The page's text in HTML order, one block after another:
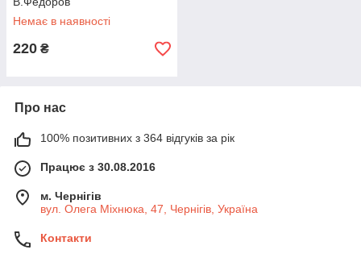
Немає в наявності
220 ₴
Про нас
100% позитивних з 364 відгуків за рік
Працює з 30.08.2016
м. Чернігів
вул. Олега Міхнюка, 47, Чернігів, Україна
Контакти